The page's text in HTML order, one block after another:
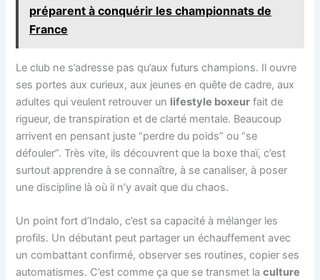
préparent à conquérir les championnats de
France
Le club ne s’adresse pas qu’aux futurs champions. Il ouvre
ses portes aux curieux, aux jeunes en quête de cadre, aux
adultes qui veulent retrouver un lifestyle boxeur fait de
rigueur, de transpiration et de clarté mentale. Beaucoup
arrivent en pensant juste “perdre du poids” ou “se
défouler”. Très vite, ils découvrent que la boxe thaï, c’est
surtout apprendre à se connaître, à se canaliser, à poser
une discipline là où il n’y avait que du chaos.
Un point fort d’Indalo, c’est sa capacité à mélanger les
profils. Un débutant peut partager un échauffement avec
un combattant confirmé, observer ses routines, copier ses
automatismes. C’est comme ça que se transmet laculture